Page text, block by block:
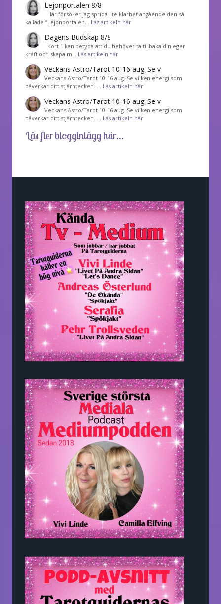
Lejonportalen 8/8
Här försöker jag sprida lite klarhet angående den så
kallade ”Lejonportalen… Läs artikeln här
Dagens Budskap 8/8
Kort 1 kan betyda att du behöver ta tillbaka din egen
kraft och skapa m… Läs artikeln här
Veckans Astro/Tarot 10-16 aug. Se v
Veckans Astro/Tarot 10-16 aug. Se vilken energi som
påverkar ditt stjärntecken. … Läs artikeln här
Veckans Astro/Tarot 10-16 aug. Se v
Veckans Astro/Tarot 10-16 aug. Se vilken energi som
påverkar ditt stjärntecken. … Läs artikeln här
Läs fler blogginlägg här...